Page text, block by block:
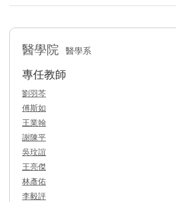
醫學院 醫學系
專任教師
劉羽芩
傅斯如
王業翰
謝陳平
吳玟誼
王亮傑
林彥佑
李毅評